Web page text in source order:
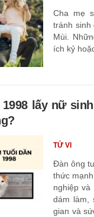
Cha mẹ
tránh sinh
Mùi.
ích kỷ hoặc
lấy nữ
Đàn ông
thức
nghiệp
dám làm,
gian và
TỬ VI